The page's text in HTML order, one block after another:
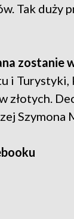
Tak duży
zostanie
i
Szymona